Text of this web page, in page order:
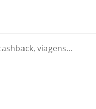
viagens...